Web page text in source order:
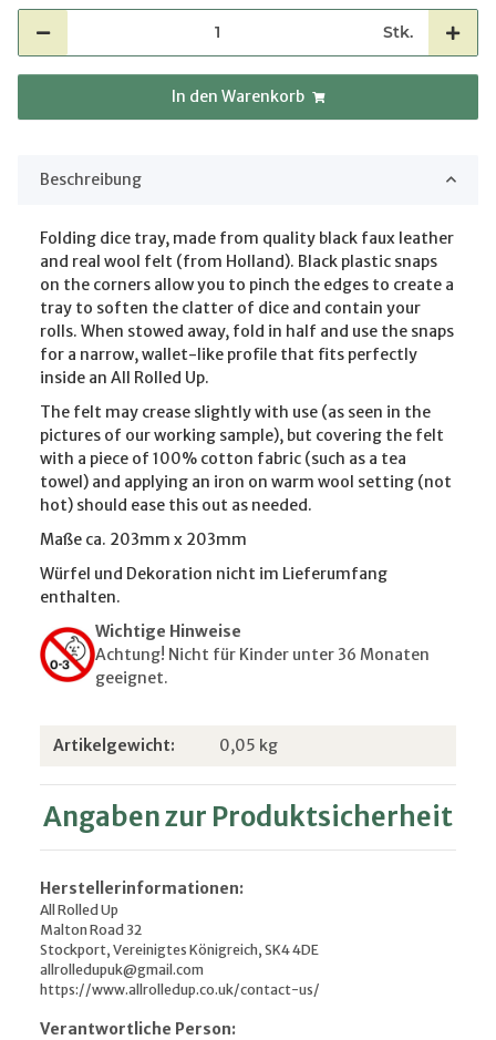
Stk.
In den Warenkorb
Beschreibung
Folding dice tray, made from quality black faux leather
and real wool felt (from Holland). Black plastic snaps
on the corners allow you to pinch the edges to create a
tray to soften the clatter of dice and contain your
rolls. When stowed away, fold in half and use the snaps
for a narrow, wallet-like profile that fits perfectly
inside an All Rolled Up.
The felt may crease slightly with use (as seen in the
pictures of our working sample), but covering the felt
with a piece of 100% cotton fabric (such as a tea
towel) and applying an iron on warm wool setting (not
hot) should ease this out as needed.
Maße ca. 203mm x 203mm
Würfel und Dekoration nicht im Lieferumfang
enthalten.
Wichtige Hinweise
Achtung! Nicht für Kinder unter 36 Monaten
geeignet.
Produkteigenschaft
Wert
Artikelgewicht: 0,05 kg
Angaben zur Produktsicherheit
Herstellerinformationen:
All Rolled Up
Malton Road 32
Stockport, Vereinigtes Königreich, SK4 4DE
allrolledupuk@gmail.com
https://www.allrolledup.co.uk/contact-us/
Verantwortliche Person: